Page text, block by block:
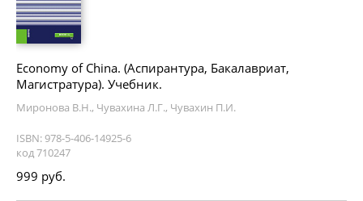
Economy of China. (Аспирантура, Бакалавриат,
Магистратура). Учебник.
Миронова В.Н., Чувахина Л.Г., Чувахин П.И.
ISBN: 978-5-406-14925-6
код 710247
999 руб.